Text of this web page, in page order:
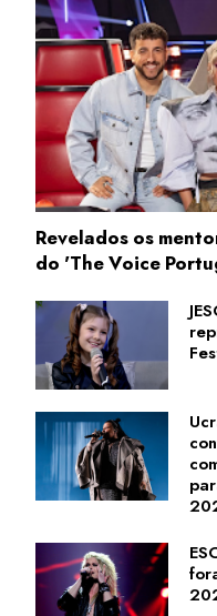
Revelados os
do 'The Voice